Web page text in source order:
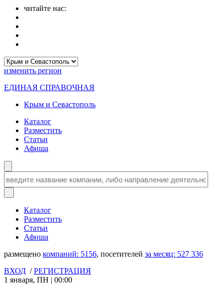
читайте нас:
изменить регион
ЕДИНАЯ СПРАВОЧНАЯ
Крым и Севастополь
Каталог
Разместить
Статьи
Афиша
Каталог
Разместить
Статьи
Афиша
размещено компаний: 5156, посетителей за месяц: 527 336
ВХОД /РЕГИСТРАЦИЯ
1 января, ПН | 00:00